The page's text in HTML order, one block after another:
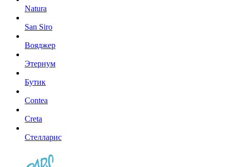
Natura
San Siro
Вояджер
Этернум
Бутик
Contea
Creta
Стелларис